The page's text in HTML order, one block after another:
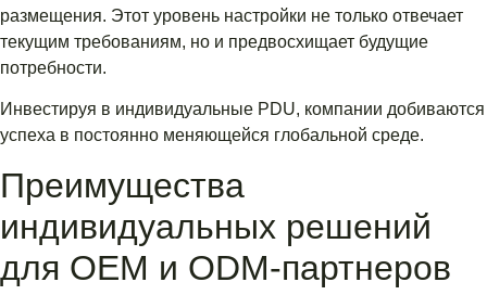
размещения. Этот уровень настройки не только отвечает
текущим требованиям, но и предвосхищает будущие
потребности.
Инвестируя в индивидуальные PDU, компании добиваются
успеха в постоянно меняющейся глобальной среде.
Преимущества
индивидуальных решений
для OEM и ODM-партнеров